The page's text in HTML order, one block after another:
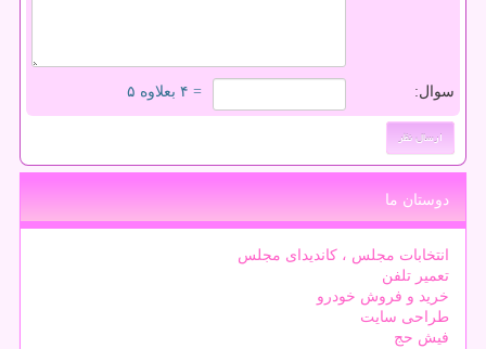
سوال: = ۴ بعلاوه ۵
دوستان ما
انتخابات مجلس ، کاندیدای مجلس
تعمیر تلفن
خرید و فروش خودرو
طراحی سایت
فیش حج